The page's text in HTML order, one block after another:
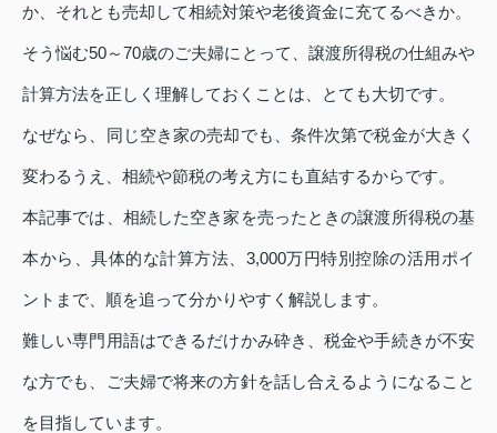
か、それとも売却して相続対策や老後資金に充てるべきか。
そう悩む50～70歳のご夫婦にとって、譲渡所得税の仕組みや
計算方法を正しく理解しておくことは、とても大切です。
なぜなら、同じ空き家の売却でも、条件次第で税金が大きく
変わるうえ、相続や節税の考え方にも直結するからです。
本記事では、相続した空き家を売ったときの譲渡所得税の基
本から、具体的な計算方法、3,000万円特別控除の活用ポイ
ントまで、順を追って分かりやすく解説します。
難しい専門用語はできるだけかみ砕き、税金や手続きが不安
な方でも、ご夫婦で将来の方針を話し合えるようになること
を目指しています。